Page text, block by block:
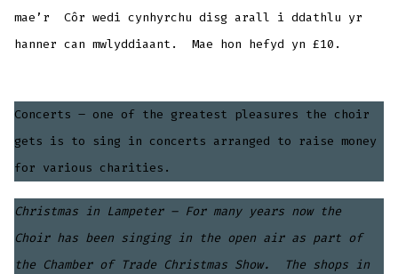
mae’r Côr wedi cynhyrchu disg arall i ddathlu yr
hanner can mwlyddiaant. Mae hon hefyd yn £10.
Concerts – one of the greatest pleasures the choir
gets is to sing in concerts arranged to raise money
for various charities.
Christmas in Lampeter – For many years now the
Choir has been singing in the open air as part of
the Chamber of Trade Christmas Show. The shops in